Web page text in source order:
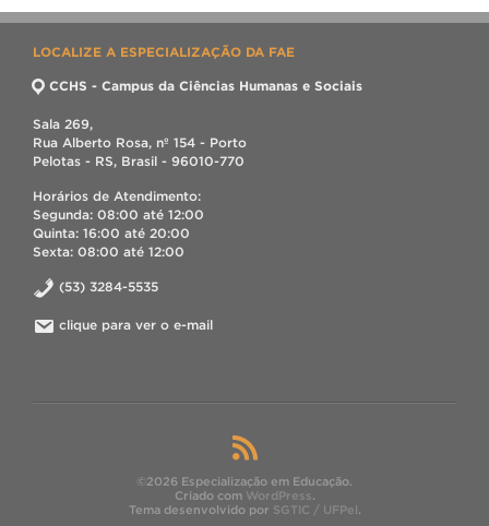
LOCALIZE A ESPECIALIZAÇÃO DA FAE
CCHS - Campus da Ciências Humanas e Sociais
Sala 269,
Rua Alberto Rosa, nº 154 - Porto
Pelotas - RS, Brasil - 96010-770
Horários de Atendimento:
Segunda: 08:00 até 12:00
Quinta: 16:00 até 20:00
Sexta: 08:00 até 12:00
(53) 3284-5535
clique para ver o e-mail
©2026 Especialização em Educação.
Criado com WordPress.
Tema desenvolvido por SGTIC / UFPel.